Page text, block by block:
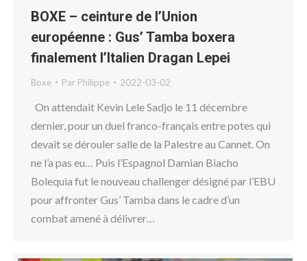
BOXE – ceinture de l’Union
européenne : Gus’ Tamba boxera
finalement l’Italien Dragan Lepei
Boxe Par Philippe 2022-03-02
On attendait Kevin Lele Sadjo le 11 décembre
dernier, pour un duel franco-français entre potes qui
devait se dérouler salle de la Palestre au Cannet. On
ne l’a pas eu… Puis l’Espagnol Damian Biacho
Bolequia fut le nouveau challenger désigné par l’EBU
pour affronter Gus’ Tamba dans le cadre d’un
combat amené à délivrer…